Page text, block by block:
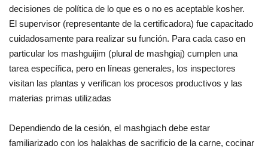
decisiones de política de lo que es o no es aceptable kosher.
El supervisor (representante de la certificadora) fue capacitado
cuidadosamente para realizar su función. Para cada caso en
particular los mashguijim (plural de mashgiaj) cumplen una
tarea específica, pero en líneas generales, los inspectores
visitan las plantas y verifican los procesos productivos y las
materias primas utilizadas
Dependiendo de la cesión, el mashgiach debe estar
familiarizado con los halakhas de sacrificio de la carne, cocinar